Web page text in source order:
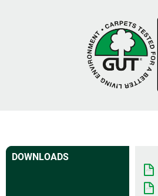
DOWNLOADS